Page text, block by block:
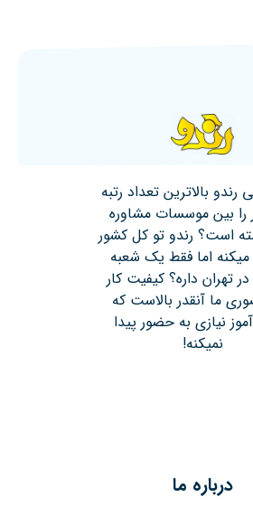
بالاترین تعداد رتبه
را بین موسسات مشاوره
است؟ رندو تو کل کشور
میکنه اما فقط یک شعبه
تهران داره؟ کیفیت کار
ما آنقدر بالاست که
نیازی به حضور پیدا
نمیکنه!
درباره ما